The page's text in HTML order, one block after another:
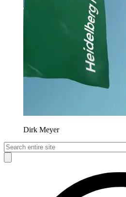
Dirk Meyer